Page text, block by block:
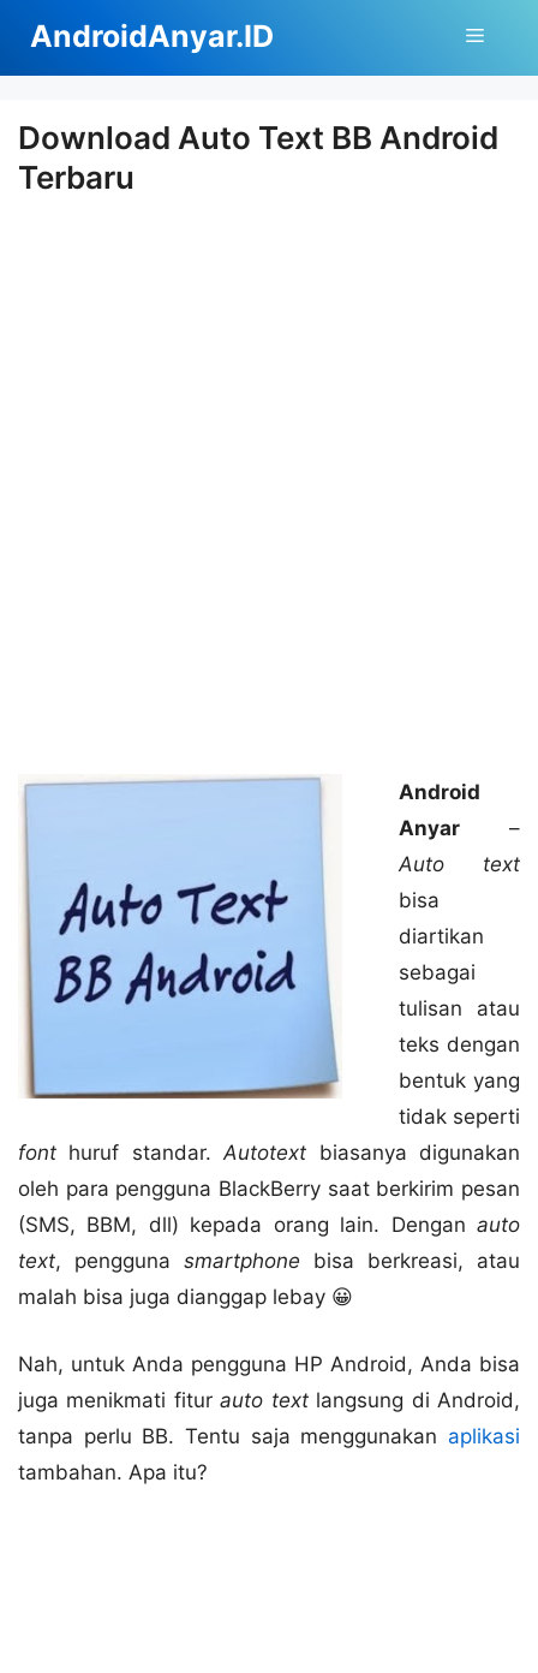
isi
AndroidAnyar.ID Menu
Download Auto Text BB Android
Terbaru
Android
Anyar –
Auto text
bisa
diartikan
sebagai
tulisan atau
teks dengan
bentuk yang
tidak seperti
font huruf standar.Autotext biasanya digunakan
oleh para pengguna BlackBerry saat berkirim pesan
(SMS, BBM, dll) kepada orang lain. Dengan auto
text, pengguna smartphone bisa berkreasi, atau
malah bisa juga dianggap lebay 😀
Nah, untuk Anda pengguna HP Android, Anda bisa
juga menikmati fiturauto textlangsung di Android,
tanpa perlu BB. Tentu saja menggunakan aplikasi
tambahan. Apa itu?